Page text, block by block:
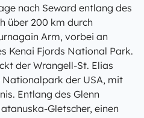
nach Seward entlang des
über 200 km durch
Arm, vorbei an
Kenai Fjords National Park.
der Wrangell-St. Elias
der USA, mit
Entlang des Glenn
Gletscher, einen